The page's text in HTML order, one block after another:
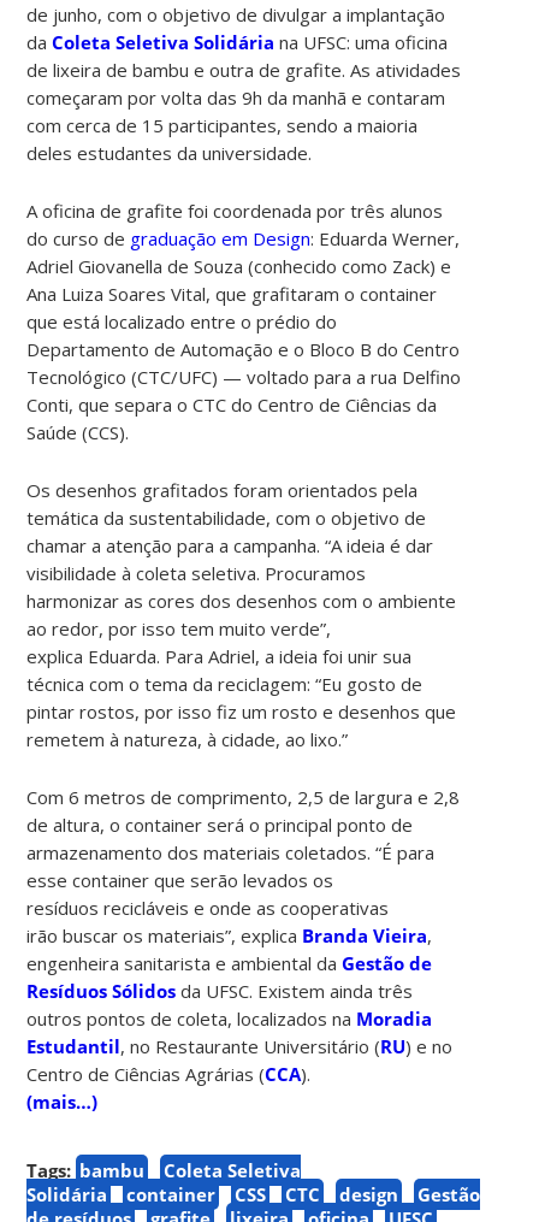
de junho, com o objetivo de divulgar a implantação
daColeta Seletiva Solidária na UFSC: uma oficina
de lixeira de bambu e outra de grafite. As atividades
começaram por volta das 9h da manhã e contaram
com cerca de 15 participantes, sendo a maioria
deles estudantes da universidade.
A oficina de grafite foi coordenada por três alunos
do curso de graduação em Design: Eduarda Werner,
Adriel Giovanella de Souza (conhecido como Zack) e
Ana Luiza Soares Vital, que grafitaram o container
queestá localizado entre o prédio do
Departamento de Automação e o Bloco B do Centro
Tecnológico (CTC/UFC) — voltado para a rua Delfino
Conti, que separa o CTC do Centro de Ciências da
Saúde (CCS).
Os desenhos grafitados foram orientados pela
temática da sustentabilidade, com o objetivo de
chamar a atenção para a campanha. “A ideia é dar
visibilidade à coleta seletiva. Procuramos
harmonizar as cores dos desenhos com o ambiente
ao redor, por isso tem muito verde”,
explica Eduarda. Para Adriel, a ideia foi unir sua
técnica com o tema da reciclagem: “Eu gosto de
pintar rostos, por isso fiz um rosto e desenhos que
remetem à natureza, à cidade, ao lixo.”
Com 6 metros de comprimento, 2,5 de largura e 2,8
de altura, o container será o principal ponto de
armazenamento dos materiais coletados. “É para
esse container que serão levados os
resíduos recicláveis e onde as cooperativas
irão buscar os materiais”, explica Branda Vieira,
engenheira sanitarista e ambiental daGestão de
Resíduos Sólidos da UFSC. Existem ainda três
outros pontos de coleta, localizados na Moradia
Estudantil, no Restaurante Universitário (RU) e no
Centro de Ciências Agrárias (CCA).
(mais…)
Tags: bambu
Coleta Seletiva
Solidária
container CSS CTC design
Gestão